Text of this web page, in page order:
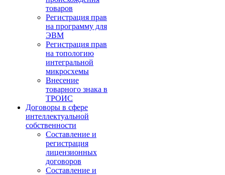
товаров
Регистрация прав
на программу для
ЭВМ
Регистрация прав
на топологию
интегральной
микросхемы
Внесение
товарного знака в
ТРОИС
Договоры в сфере
интеллектуальной
собственности
Составление и
регистрация
лицензионных
договоров
Составление и